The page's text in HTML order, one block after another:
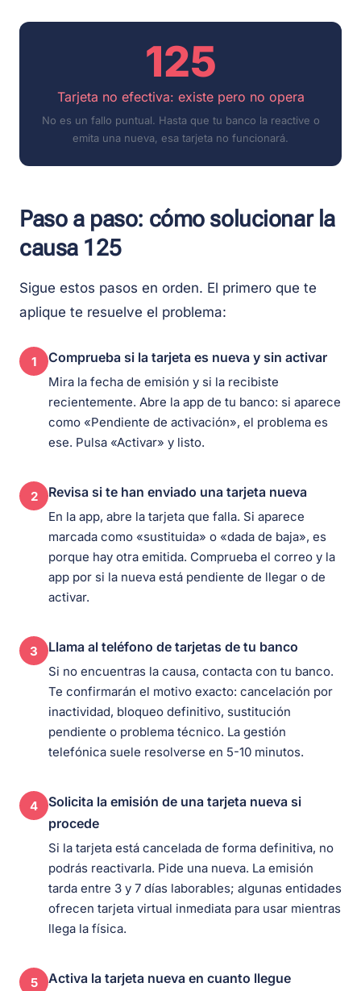
125
Tarjeta no efectiva: existe pero no opera
No es un fallo puntual. Hasta que tu banco la reactive o
emita una nueva, esa tarjeta no funcionará.
Paso a paso: cómo solucionar la
causa 125
Sigue estos pasos en orden. El primero que te
aplique te resuelve el problema:
1 Comprueba si la tarjeta es nueva y sin activar
Mira la fecha de emisión y si la recibiste
recientemente. Abre la app de tu banco: si aparece
como «Pendiente de activación», el problema es
ese. Pulsa «Activar» y listo.
2 Revisa si te han enviado una tarjeta nueva
En la app, abre la tarjeta que falla. Si aparece
marcada como «sustituida» o «dada de baja», es
porque hay otra emitida. Comprueba el correo y la
app por si la nueva está pendiente de llegar o de
activar.
3 Llama al teléfono de tarjetas de tu banco
Si no encuentras la causa, contacta con tu banco.
Te confirmarán el motivo exacto: cancelación por
inactividad, bloqueo definitivo, sustitución
pendiente o problema técnico. La gestión
telefónica suele resolverse en 5-10 minutos.
4
Solicita la emisión de una tarjeta nueva si
procede
Si la tarjeta está cancelada de forma definitiva, no
podrás reactivarla. Pide una nueva. La emisión
tarda entre 3 y 7 días laborables; algunas entidades
ofrecen tarjeta virtual inmediata para usar mientras
llega la física.
5 Activa la tarjeta nueva en cuanto llegue